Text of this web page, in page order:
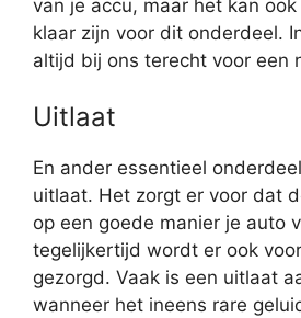
van je accu, maar het kan
klaar zijn voor dit onderdeel.
altijd bij ons terecht voor een
Uitlaat
En ander essentieel
uitlaat. Het zorgt er voor dat
op een goede manier je auto
tegelijkertijd wordt er ook
gezorgd. Vaak is een uitlaat
wanneer het ineens rare